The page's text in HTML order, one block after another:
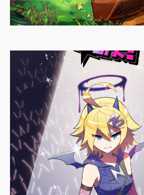
Dungeon To Dining
낙타는상어를알까